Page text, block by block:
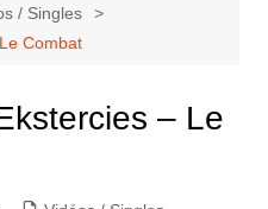
/ Singles
Combat
– Le